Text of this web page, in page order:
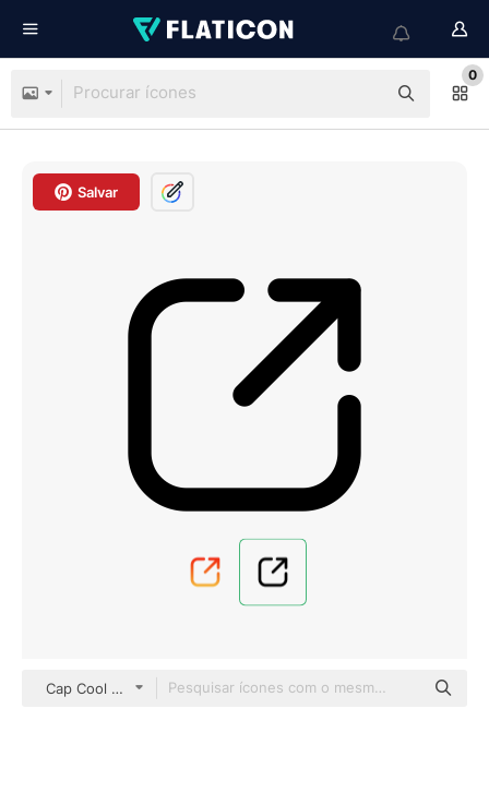
0
Salvar
Cap Cool black outline